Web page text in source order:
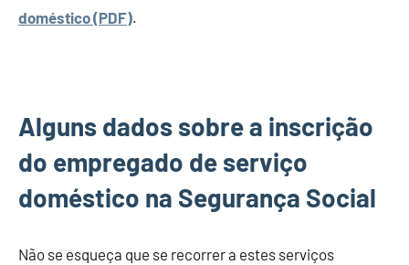
doméstico (PDF).
Alguns dados sobre a inscrição
do empregado de serviço
doméstico na Segurança Social
Não se esqueça que se recorrer a estes serviços